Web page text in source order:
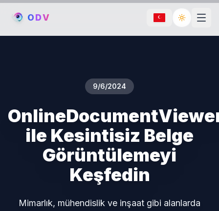
ODV Toggle
9/6/2024
ile Kesintisiz Belge
Görüntülemeyi
Keşfedin
Mimarlık, mühendislik ve inşaat gibi alanlarda